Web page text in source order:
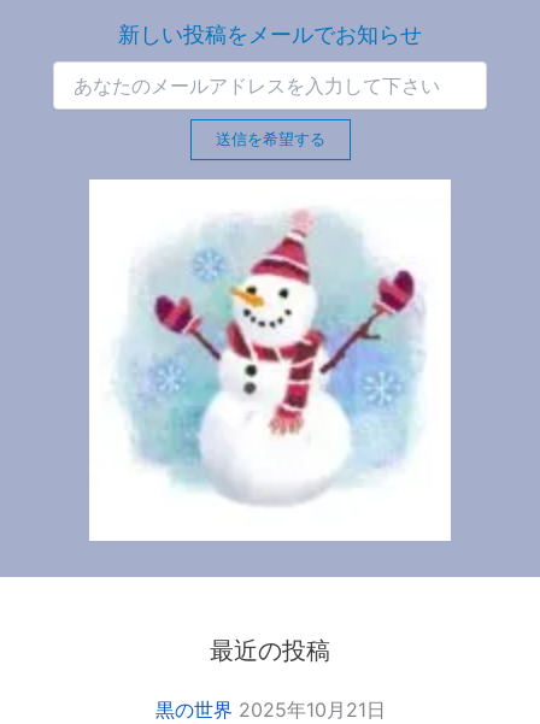
新しい投稿をメールでお知らせ
送信を希望する
最近の投稿
黒の世界 2025年10月21日